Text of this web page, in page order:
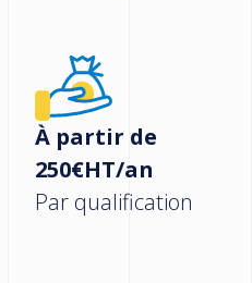
À partir de
250€HT/an
Par qualification